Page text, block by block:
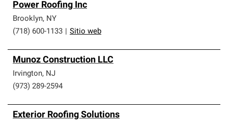
Power Roofing Inc
Brooklyn, NY
(718) 600-1133
Sitio web
Munoz Construction LLC
Irvington, NJ
(973) 289-2594
Exterior Roofing Solutions